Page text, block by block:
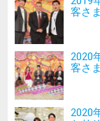
客さ
2020
客さ
2020